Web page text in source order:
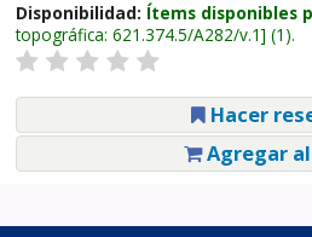
Disponibilidad: Ítems disponibles
topográfica: 621.374.5/A282/v.1 (1).
Hacer
Agregar